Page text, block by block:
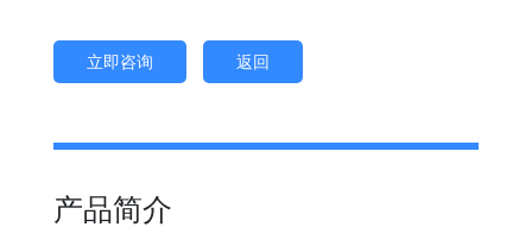
立即咨询 返回
产品简介